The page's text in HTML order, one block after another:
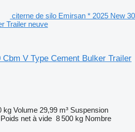
citerne de silo Emirsan * 2025 New 30
Trailer neuve
V Type Cement Bulker Trailer
kg Volume 29,99 m³ Suspension
Poids net à vide 8 500 kg Nombre